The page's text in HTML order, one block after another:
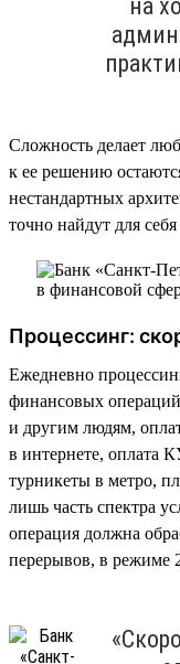
на
Сложность делает
к ее решению
нестандартных
точно найдут для
Процессинг:
Ежедневно
финансовых
и другим людям,
в интернете, оплата
турникеты в метро,
лишь часть спектра
операция должна
перерывов, в режиме